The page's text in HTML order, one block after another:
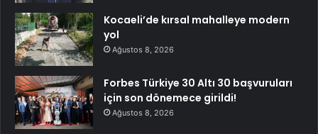
Kocaeli’de kırsal mahalleye modern
yol
Ağustos 8, 2026
Forbes Türkiye 30 Altı 30 başvuruları
için son dönemece girildi!
Ağustos 8, 2026